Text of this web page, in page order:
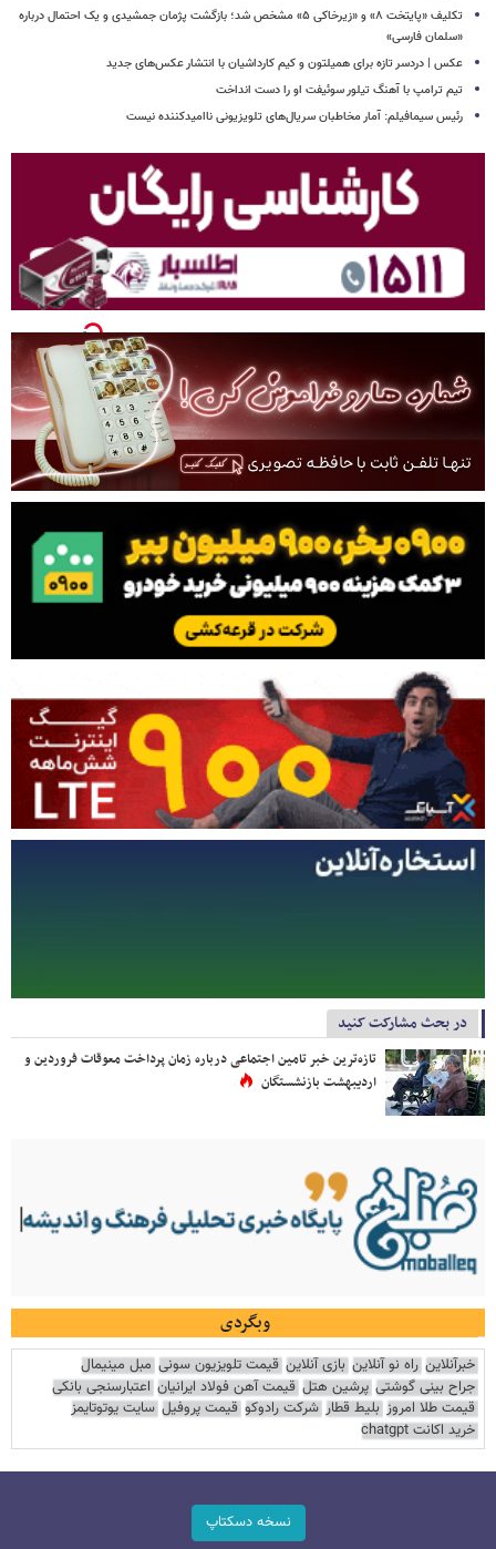
تکلیف «پایتخت ۸» و «زیرخاکی ۵» مشخص شد؛ بازگشت پژمان جمشیدی و یک احتمال درباره
«سلمان فارسی»
عکس | دردسر تازه برای همیلتون و کیم کارداشیان با انتشار عکس‌های جدید
تیم ترامپ با آهنگ تیلور سوئیفت او را دست انداخت
رئیس سیمافیلم: آمار مخاطبان سریال‌های تلویزیونی ناامیدکننده نیست
در بحث مشارکت کنید
تازه‌ترین خبر تامین اجتماعی درباره زمان پرداخت معوقات فروردین و
اردیبهشت بازنشستگان
وبگردی
خبرآنلاین راه نو آنلاین بازی آنلاین قیمت تلویزیون سونی مبل مینیمال
جراح بینی گوشتی پرشین هتل قیمت آهن فولاد ایرانیان اعتبارسنجی بانکی
قیمت طلا امروز بلیط قطار شرکت رادوکو قیمت پروفیل سایت یوتوتایمز
خرید اکانت chatgpt
نسخه دسکتاپ